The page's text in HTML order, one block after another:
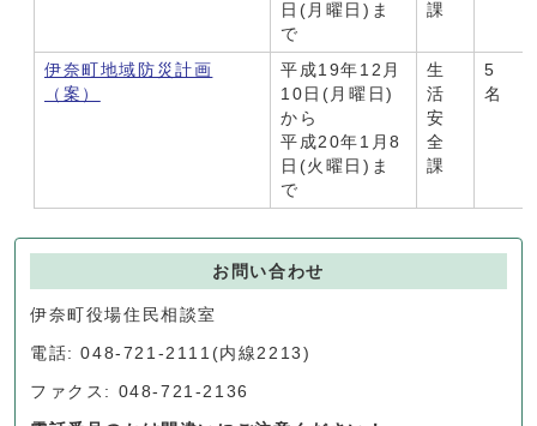
日(月曜日)ま
で
課
伊奈町地域防災計画
（案）
平成19年12月
10日(月曜日)
から
平成20年1月8
日(火曜日)ま
で
生
活
安
全
課
5
名
お問い合わせ
伊奈町役場住民相談室
電話: 048-721-2111(内線2213)
ファクス: 048-721-2136